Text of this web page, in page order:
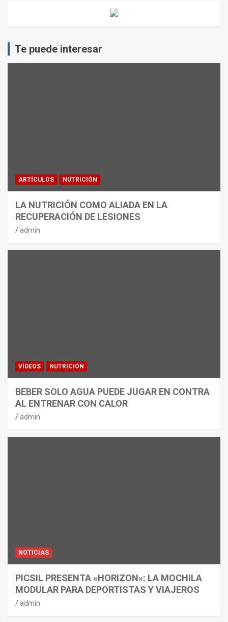
Te puede interesar
ARTÍCULOS NUTRICIÓN
LA NUTRICIÓN COMO ALIADA EN LA
RECUPERACIÓN DE LESIONES
admin
VÍDEOS NUTRICIÓN
BEBER SOLO AGUA PUEDE JUGAR EN CONTRA
AL ENTRENAR CON CALOR
admin
NOTICIAS
PICSIL PRESENTA «HORIZON»: LA MOCHILA
MODULAR PARA DEPORTISTAS Y VIAJEROS
admin